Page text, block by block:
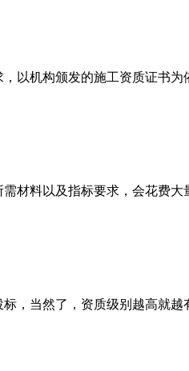
以机构颁发的施工资质证书
材料以及指标要求，会花费大
，当然了，资质级别越高就